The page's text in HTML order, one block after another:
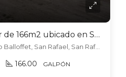
Galpón en alquiler de 166m2 ubicado en San Rafael
Avenida Ingeniero Julio Balloffet, San Rafael, San Rafael
166.00 GALPÓN